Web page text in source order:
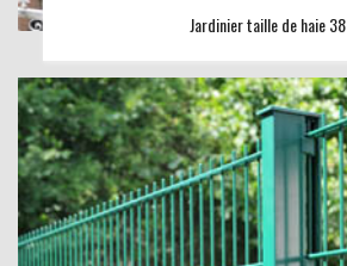
Jardinier taille de haie 38